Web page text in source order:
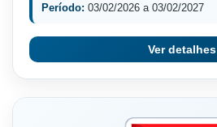
Período: 03/02/2026 a 03/02/2027
Ver detalhes